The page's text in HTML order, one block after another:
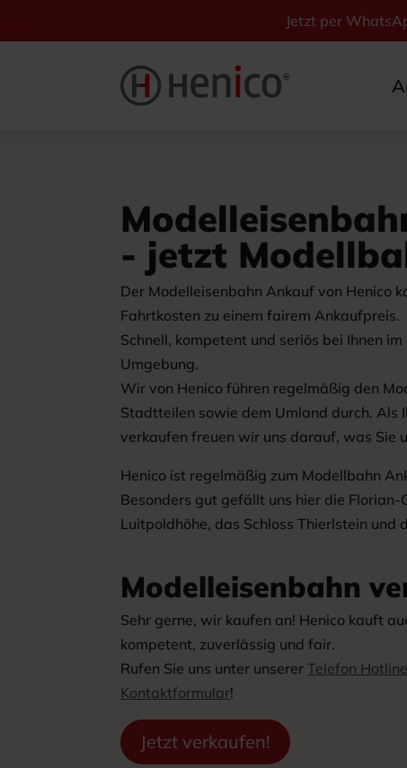
Jetzt per
- jetzt
Der Modelleisenbahn Ankauf von Henico
Fahrtkosten zu einem fairem Ankaufpreis.
Schnell, kompetent und seriös bei Ihnen
Umgebung.
Wir von Henico führen regelmäßig den
Stadtteilen sowie dem Umland durch. Als
verkaufen freuen wir uns darauf, was Sie
Henico ist regelmäßig zum Modellbahn
Besonders gut gefällt uns hier die Florian-
Luitpoldhöhe, das Schloss Thierlstein und
Modelleisenbahn
Sehr gerne, wir kaufen an! Henico kauft
kompetent, zuverlässig und fair.
Rufen Sie uns unter unsererTelefon Hotline
Kontaktformular!
Jetzt verkaufen!